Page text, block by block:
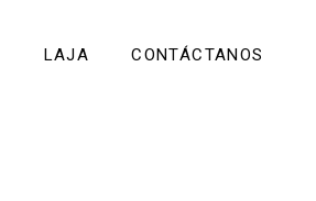
LAJA CONTÁCTANOS